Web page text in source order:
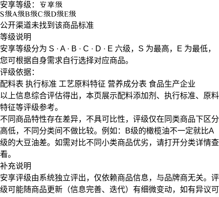
安享等级： 安享级
S级A级B级C级D级E级
公开渠道未找到该商品标准
等级说明
安享等级分为 S · A · B · C · D · E 六级， S 为最高， E 为最低，
您可根据自身需求自行选择对应商品。
评级依据：
配料表 执行标准 工艺原料特征 营养成分表 食品生产企业
以上信息综合评估得出，本页展示配料添加剂 、 执行标准、 原料
特征等评级参考。
不同商品特性存在差异，不具可比性，评级仅在 同类商品下区分
高低，不同分类间不做比较。例如：B级的橄榄油不一定就比A
级的大豆油差。如需对比不同小类商品优劣，请打开分类详情查
看。
补充说明
安享评级由系统独立评出，仅依赖商品信息， 与品牌商无关。评
级可能随商品更新（信息完善、迭代）有细微变动，如有异议可